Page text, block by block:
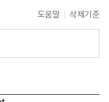
도움말 삭제기준